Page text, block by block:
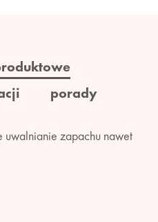
porady
uwalnianie zapachu nawet